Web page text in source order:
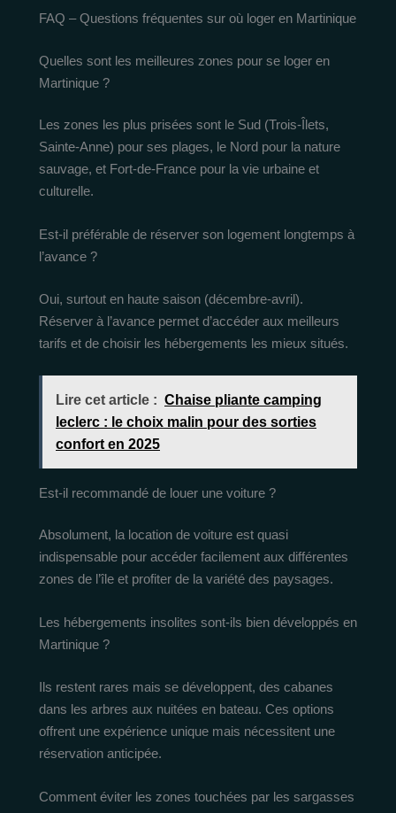
FAQ – Questions fréquentes sur où loger en Martinique
Quelles sont les meilleures zones pour se loger en
Martinique ?
Les zones les plus prisées sont le Sud (Trois-Îlets,
Sainte-Anne) pour ses plages, le Nord pour la nature
sauvage, et Fort-de-France pour la vie urbaine et
culturelle.
Est-il préférable de réserver son logement longtemps à
l’avance ?
Oui, surtout en haute saison (décembre-avril).
Réserver à l’avance permet d’accéder aux meilleurs
tarifs et de choisir les hébergements les mieux situés.
Lire cet article : Chaise pliante camping
leclerc : le choix malin pour des sorties
confort en 2025
Est-il recommandé de louer une voiture ?
Absolument, la location de voiture est quasi
indispensable pour accéder facilement aux différentes
zones de l’île et profiter de la variété des paysages.
Les hébergements insolites sont-ils bien développés en
Martinique ?
Ils restent rares mais se développent, des cabanes
dans les arbres aux nuitées en bateau. Ces options
offrent une expérience unique mais nécessitent une
réservation anticipée.
Comment éviter les zones touchées par les sargasses